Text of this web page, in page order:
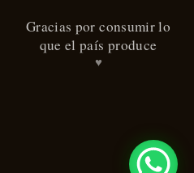
Gracias por consumir lo
que el país produce
♥